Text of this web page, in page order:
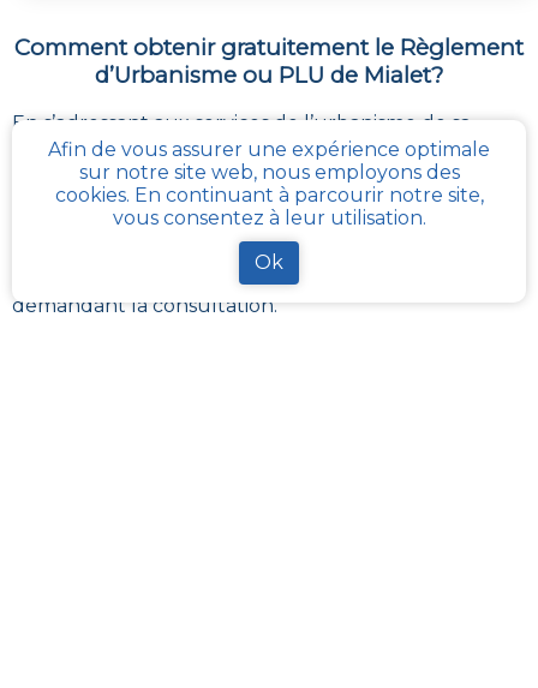
Comment obtenir gratuitement le Règlement
d’Urbanisme ou PLU de Mialet?
En s’adressant aux services de l’urbanisme de sa
communauté de communes, ou directement de sa
commune, il est possibled’obtenir gratuitement les
différents documents du PLU.
Chaque administration locale a pour responsabilité
de maintenir à jour les documents d’urbanisme de
son périmètre. La Loi impose aussi sa mise à disposition
publique et gratuite à toute personne en
demandant la consultation.
Afin de vous assurer une expérience optimale
sur notre site web, nous employons des
cookies. En continuant à parcourir notre site,
vous consentez à leur utilisation.
Ok